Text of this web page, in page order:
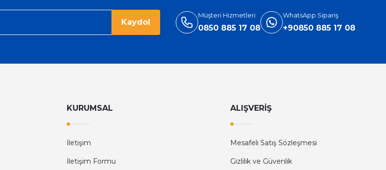
Kaydol
Müşteri Hizmetleri
0850 885 17 08
WhatsApp Sipariş
+90850 885 17 08
KURUMSAL
İletişim
İletişim Formu
ALIŞVERİŞ
Mesafeli Satış Sözleşmesi
Gizlilik ve Güvenlik